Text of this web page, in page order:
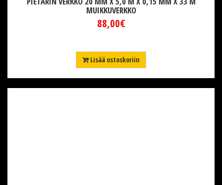
MUIKKUVERKKO
88,00€
Lisää ostoskoriin